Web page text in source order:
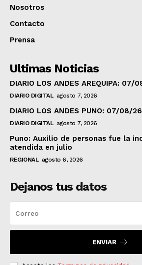
Nosotros
Contacto
Prensa
Ultimas Noticias
DIARIO LOS ANDES AREQUIPA: 07/
DIARIO DIGITAL agosto 7, 2026
DIARIO LOS ANDES PUNO: 07/08/26
DIARIO DIGITAL agosto 7, 2026
Puno: Auxilio de personas fue la
atendida en julio
REGIONAL agosto 6, 2026
Dejanos tus datos
ENVIAR